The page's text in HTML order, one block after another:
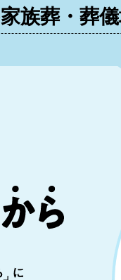
家族葬・葬